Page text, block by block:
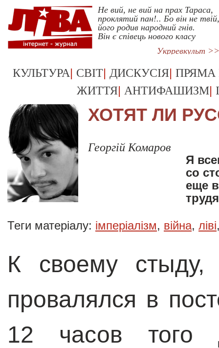
Не вий, не вий на прах Тараса,
проклятий пан!.. Бо він не твій,
його родив народний гнів.
Він є співець нового класу
Укрревкульт >>
КУЛЬТУРА| СВІТ| ДИСКУСІЯ| ПРЯМА
ЖИТТЯ| АНТИФАШИЗМ|
ХОТЯТ ЛИ
Георгій Комаров
Я
со
еще
Теги матеріалу: імперіалізм, війна, ліві
К своему
провалялся в
12 часов того